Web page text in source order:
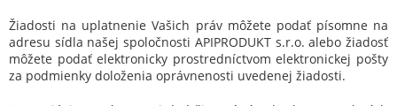
Žiadosti na uplatnenie Vašich práv môžete podať písomne na
adresu sídla našej spoločnosti APIPRODUKT s.r.o. alebo žiadosť
môžete podať elektronicky prostredníctvom elektronickej pošty
za podmienky doloženia oprávnenosti uvedenej žiadosti.